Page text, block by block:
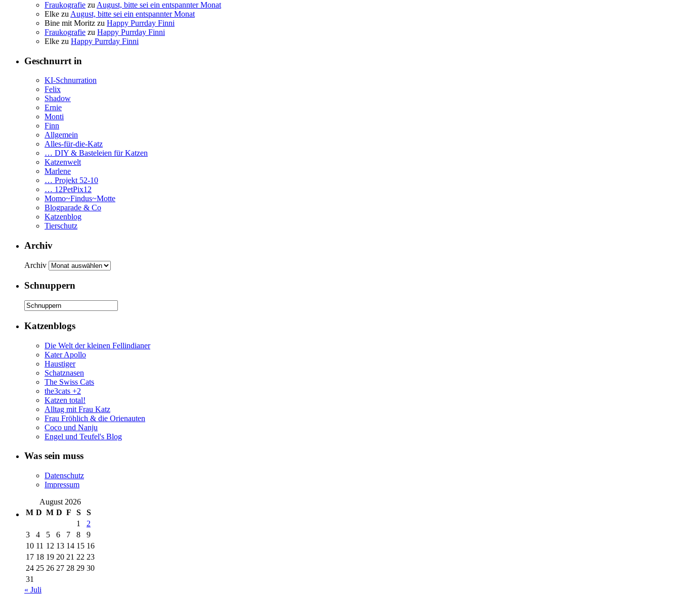
Fraukografie zu August, bitte sei ein entspannter Monat
Elke zu August, bitte sei ein entspannter Monat
Bine mit Moritz zu Happy Purrday Finni
Fraukografie zu Happy Purrday Finni
Elke zu Happy Purrday Finni
Geschnurrt in
KI-Schnurration
Felix
Shadow
Ernie
Monti
Finn
Allgemein
Alles-für-die-Katz
… DIY & Basteleien für Katzen
Katzenwelt
Marlene
… Projekt 52-10
… 12PetPix12
Momo~Findus~Motte
Blogparade & Co
Katzenblog
Tierschutz
Archiv
Archiv
Schnuppern
Katzenblogs
Die Welt der kleinen Fellindianer
Kater Apollo
Haustiger
Schatznasen
The Swiss Cats
the3cats +2
Katzen total!
Alltag mit Frau Katz
Frau Fröhlich & die Orienauten
Coco und Nanju
Engel und Teufel's Blog
Was sein muss
Datenschutz
Impressum
August 2026
M D M D F S
S
1
2
3
4 5 6 7 8
9
10 11 12 13 14 15 16
17 18 19 20 21 22 23
24 25 26 27 28 29 30
31
« Juli